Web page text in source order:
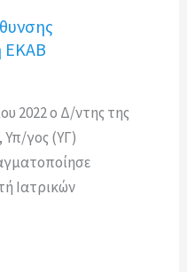
ΕΚΑΒ
2022 ο Δ/ντης της
Υπ/γος (ΥΓ)
Ιατρικών